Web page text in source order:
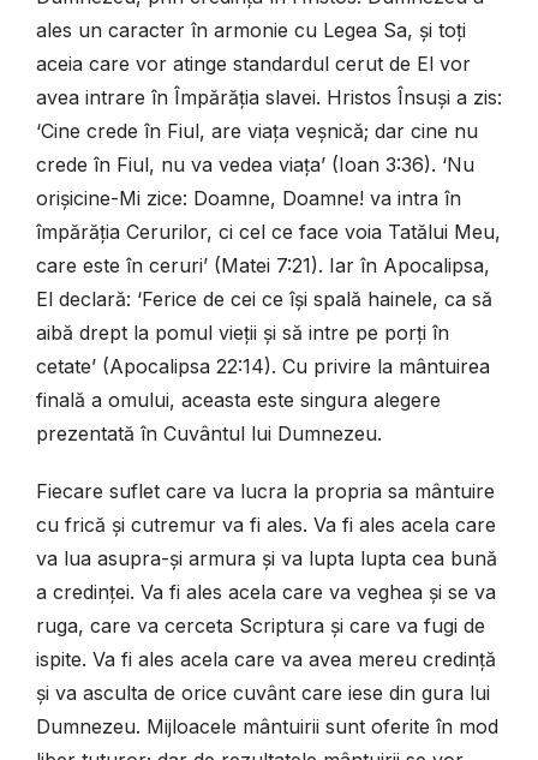
ales un caracter în armonie cu Legea Sa, și toți
aceia care vor atinge standardul cerut de El vor
avea intrare în Împărăția slavei. Hristos Însuși a zis:
‘Cine crede în Fiul, are viața veșnică; dar cine nu
crede în Fiul, nu va vedea viața’ (Ioan 3:36). ‘Nu
orișicine-Mi zice: Doamne, Doamne! va intra în
împărăția Cerurilor, ci cel ce face voia Tatălui Meu,
care este în ceruri’ (Matei 7:21). Iar în Apocalipsa,
El declară: ‘Ferice de cei ce își spală hainele, ca să
aibă drept la pomul vieții și să intre pe porți în
cetate’ (Apocalipsa 22:14). Cu privire la mântuirea
finală a omului, aceasta este singura alegere
prezentată în Cuvântul lui Dumnezeu.
Fiecare suflet care va lucra la propria sa mântuire
cu frică și cutremur va fi ales. Va fi ales acela care
va lua asupra-și armura și va lupta lupta cea bună
a credinței. Va fi ales acela care va veghea și se va
ruga, care va cerceta Scriptura și care va fugi de
ispite. Va fi ales acela care va avea mereu credință
și va asculta de orice cuvânt care iese din gura lui
Dumnezeu. Mijloacele mântuirii sunt oferite în mod